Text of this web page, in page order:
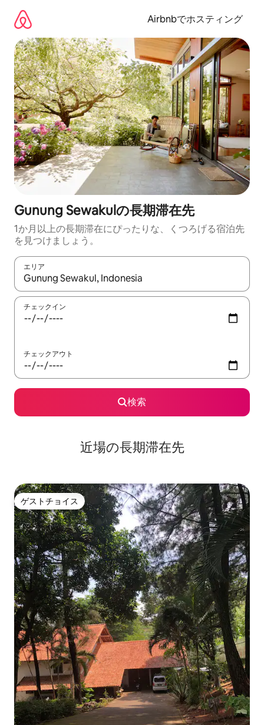
Airbnbでホスティング
Gunung Sewakulの長期滞在先
1か月以上の長期滞在にぴったりな、くつろげる宿泊先
を見つけましょう。
エリア
検索結果が表示されたら、上下の矢印キーを使って移動するか
チェックイン
チェックアウト
検索
近場の長期滞在先
ゲストチョイス
ゲストチョイス